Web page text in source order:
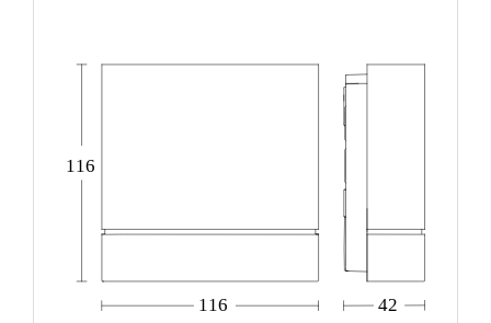
116 42
116